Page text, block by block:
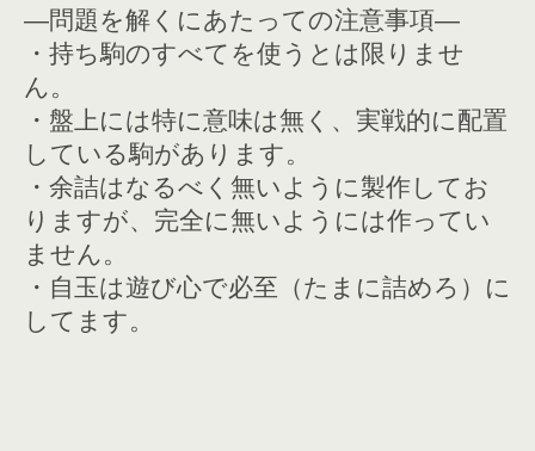
―問題を解くにあたっての注意事項―
・持ち駒のすべてを使うとは限りませ
ん。
・盤上には特に意味は無く、実戦的に配置
している駒があります。
・余詰はなるべく無いように製作してお
りますが、完全に無いようには作ってい
ません。
・自玉は遊び心で必至（たまに詰めろ）に
してます。